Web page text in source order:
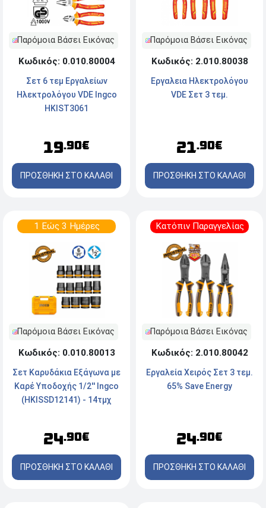
Παρόμοια Βάσει Εικόνας
Κωδικός: 0.010.80004
Σετ 6 τεμ Εργαλείων
Ηλεκτρολόγου VDE Ingco
HKIST3061
19.90€
ΠΡΟΣΘΗΚΗ ΣΤΟ ΚΑΛΑΘΙ
Παρόμοια Βάσει Εικόνας
Κωδικός: 2.010.80038
Εργαλεια Ηλεκτρολόγου
VDE Σετ 3 τεμ.
21.90€
ΠΡΟΣΘΗΚΗ ΣΤΟ ΚΑΛΑΘΙ
1 Εώς 3 Ημέρες
Παρόμοια Βάσει Εικόνας
Κωδικός: 0.010.80013
Σετ Καρυδάκια Εξάγωνα με
Καρέ Υποδοχής 1/2'' Ingco
(HKISSD12141) - 14τμχ
24.90€
ΠΡΟΣΘΗΚΗ ΣΤΟ ΚΑΛΑΘΙ
Κατόπιν Παραγγελίας
Παρόμοια Βάσει Εικόνας
Κωδικός: 2.010.80042
Εργαλεία Χειρός Σετ 3 τεμ.
65% Save Energy
24.90€
ΠΡΟΣΘΗΚΗ ΣΤΟ ΚΑΛΑΘΙ